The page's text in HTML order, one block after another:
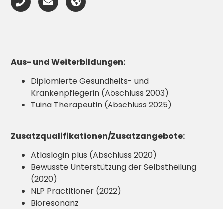
Aus- und Weiterbildungen:
Diplomierte Gesundheits- und
Krankenpflegerin (Abschluss 2003)
Tuina Therapeutin (Abschluss 2025)
Zusatzqualifikationen/Zusatzangebote:
Atlaslogin plus (Abschluss 2020)
Bewusste Unterstützung der Selbstheilung
(2020)
NLP Practitioner (2022)
Bioresonanz